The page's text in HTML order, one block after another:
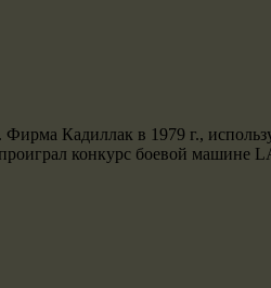
Кадиллак в 1979 г.,
конкурс боевой машине